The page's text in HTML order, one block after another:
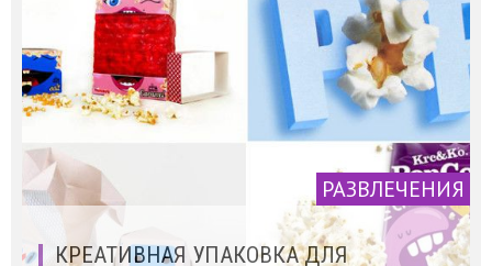
РАЗВЛЕЧЕНИЯ
КРЕАТИВНАЯ УПАКОВКА ДЛЯ